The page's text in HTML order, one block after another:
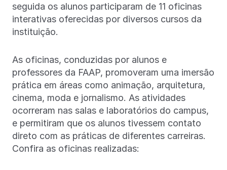
seguida os alunos participaram de 11 oficinas
interativas oferecidas por diversos cursos da
instituição.
As oficinas, conduzidas por alunos e
professores da FAAP, promoveram uma imersão
prática em áreas como animação, arquitetura,
cinema, moda e jornalismo. As atividades
ocorreram nas salas e laboratórios do campus,
e permitiram que os alunos tivessem contato
direto com as práticas de diferentes carreiras.
Confira as oficinas realizadas: